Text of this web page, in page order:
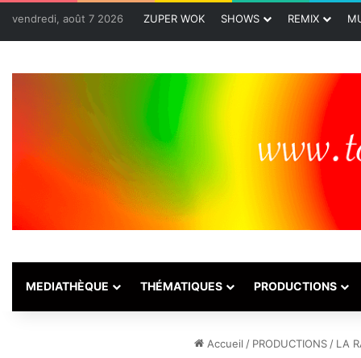
vendredi, août 7 2026 ZUPER WOK SHOWS REMIX
MEDIATHÈQUE THÉMATIQUES PRODUCTIONS
Accueil / PRODUCTIONS/ LA